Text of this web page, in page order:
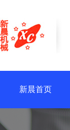
新晨首页